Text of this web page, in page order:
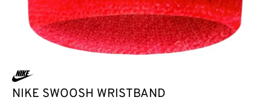
NIKE SWOOSH WRISTBAND